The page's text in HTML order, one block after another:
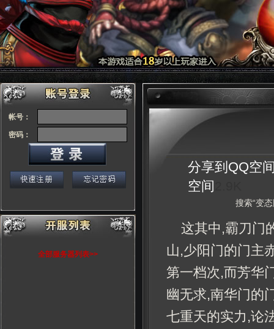
分享到 QQ空
空间
搜索“变
这其中,霸刀门
山,少阳门的门主
第一档次,而芳华
幽无求,南华门的
七重天的实力,论
帐号：
密码：
全部服务器列表>>